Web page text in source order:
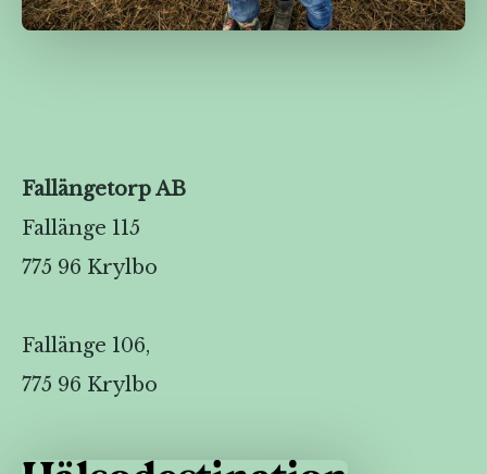
Fallängetorp AB
Fallänge 115
775 96 Krylbo
Fallänge 106,
775 96 Krylbo